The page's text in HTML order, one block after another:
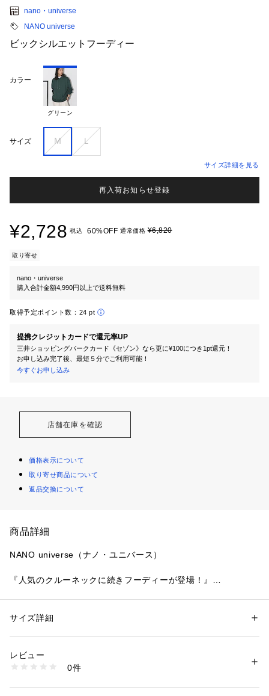
nano・universe
NANO universe
ビックシルエットフーディー
カラー
グリーン
サイズ Ｍ Ｌ
サイズ詳細を見る
再入荷お知らせ登録
¥2,728 税込 60%OFF 通常価格¥6,820
取り寄せ
nano・universe
購入合計金額4,990円以上で送料無料
取得予定ポイント数： 24 pt
提携クレジットカードで還元率UP
三井ショッピングパークカード《セゾン》なら更に¥100につき1pt還元！
お申し込み完了後、最短５分でご利用可能！
今すぐお申し込み
店舗在庫を確認
価格表示について
取り寄せ商品について
返品交換について
商品詳細
NANO universe（ナノ・ユニバース）
『人気のクルーネックに続きフーディーが登場！』
スタンダードな無地展開ですが、オーバーサイズ感が1枚で着
で主力になるオススメの万能トップスです！
性別：メンズ
素材：（本体）ポリエステル 66% コットン 34%（リブ部分）ポリエステ
生産国：中国製
洗濯：手洗い 漂白× アイロン110℃ ドライ弱い タンブル乾燥× 吊り干し
※詳しい洗濯方法については、商品の品質表示タグをご覧ください
サイズ詳細
レビュー
0件